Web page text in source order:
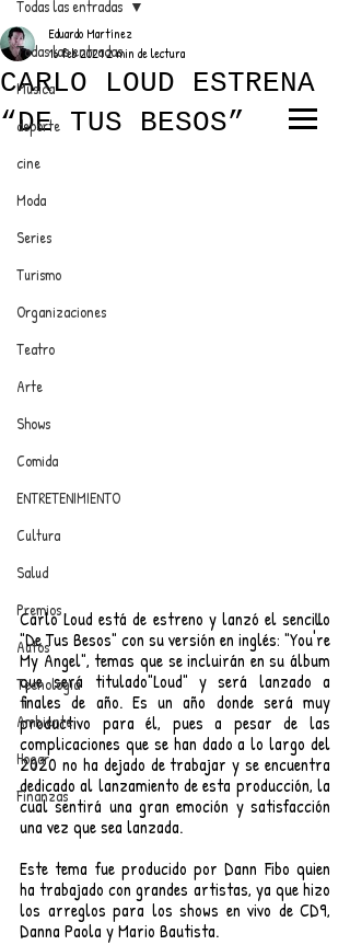
ANUNCIATE CON NOSOTROS
PARA MÁS INFORMACIÓN:
dinamicaseltrendytop@gmail.com
EL TRENDY TOP
CON EDDY MARTINEZ
Todas las entradas
Música
deporte
cine
Moda
Series
Turismo
Organizaciones
Teatro
Arte
Shows
Comida
ENTRETENIMIENTO
Cultura
Salud
Premios
Autos
Tecnología
Ambiente
Hogar
Finanzas
Todas las entradas
CARLO LOUD ESTRENA
“DE TUS BESOS”
Eduardo Martínez
16 feb 20212 min de lectura
Carlo Loud está de estreno y lanzó el sencillo
"De Tus Besos" con su versión en inglés: "You're
My Angel", temas que se incluirán en su álbum
que será titulado"Loud" y será lanzado a
finales de año. Es un año donde será muy
productivo para él, pues a pesar de las
complicaciones que se han dado a lo largo del
2020 no ha dejado de trabajar y se encuentra
dedicado al lanzamiento de esta producción, la
cual sentirá una gran emoción y satisfacción
una vez que sea lanzada.
Este tema fue producido por Dann Fibo quien
ha trabajado con grandes artistas, ya que hizo
los arreglos para los shows en vivo de CD9,
Danna Paola y Mario Bautista.